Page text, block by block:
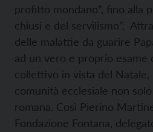
profitto mondano”, fino alla
chiusi e del servilismo”.
delle malattie da guarire
ad un vero e proprio esame
collettivo in vista del
comunità ecclesiale non
romana. Così Pierino
Fondazione Fontana,